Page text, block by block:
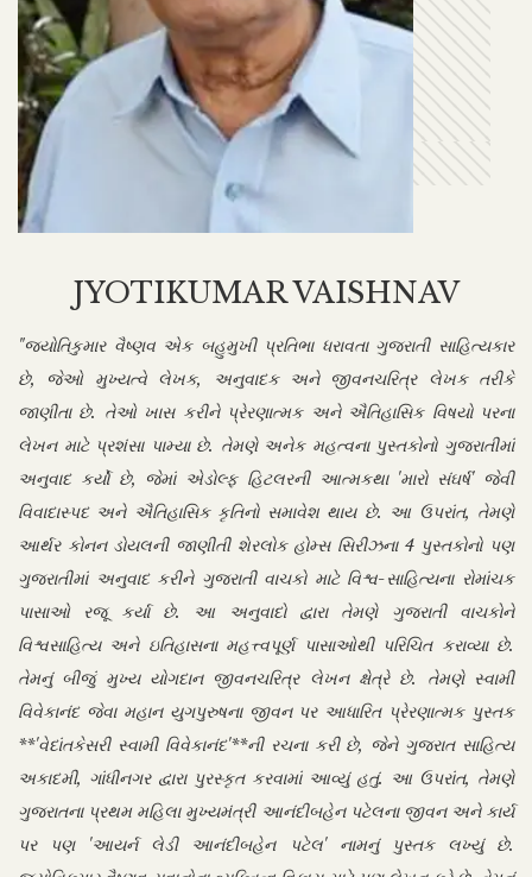
JYOTIKUMAR VAISHNAV
"જ્યોતિકુમાર વૈષ્ણવ એક બહુમુખી પ્રતિભા ધરાવતા ગુજરાતી સાહિત્યકાર
છે, જેઓ મુખ્યત્વે લેખક, અનુવાદક અને જીવનચરિત્ર લેખક તરીકે
જાણીતા છે. તેઓ ખાસ કરીને પ્રેરણાત્મક અને ઐતિહાસિક વિષયો પરના
લેખન માટે પ્રશંસા પામ્યા છે. તેમણે અનેક મહત્વના પુસ્તકોનો ગુજરાતીમાં
અનુવાદ કર્યો છે, જેમાં એડોલ્ફ હિટલરની આત્મકથા 'મારો સંઘર્ષ' જેવી
વિવાદાસ્પદ અને ઐતિહાસિક કૃતિનો સમાવેશ થાય છે. આ ઉપરાંત, તેમણે
આર્થર કોનન ડોયલની જાણીતી શેરલોક હોમ્સ સિરીઝના 4 પુસ્તકોનો પણ
ગુજરાતીમાં અનુવાદ કરીને ગુજરાતી વાચકો માટે વિશ્વ-સાહિત્યના રોમાંચક
પાસાઓ રજૂ કર્યા છે. આ અનુવાદો દ્વારા તેમણે ગુજરાતી વાચકોને
વિશ્વસાહિત્ય અને ઇતિહાસના મહત્ત્વપૂર્ણ પાસાઓથી પરિચિત કરાવ્યા છે.
તેમનું બીજું મુખ્ય યોગદાન જીવનચરિત્ર લેખન ક્ષેત્રે છે. તેમણે સ્વામી
વિવેકાનંદ જેવા મહાન યુગપુરુષના જીવન પર આધારિત પ્રેરણાત્મક પુસ્તક
**'વેદાંતકેસરી સ્વામી વિવેકાનંદ'**ની રચના કરી છે, જેને ગુજરાત સાહિત્ય
અકાદમી, ગાંધીનગર દ્વારા પુરસ્કૃત કરવામાં આવ્યું હતું. આ ઉપરાંત, તેમણે
ગુજરાતના પ્રથમ મહિલા મુખ્યમંત્રી આનંદીબહેન પટેલના જીવન અને કાર્ય
પર પણ 'આયર્ન લેડી આનંદીબહેન પટેલ' નામનું પુસ્તક લખ્યું છે.